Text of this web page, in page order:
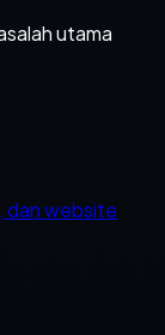
utama
dan website